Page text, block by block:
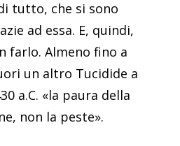
tutto, che si sono
ad essa. E, quindi,
farlo. Almeno fino a
un altro Tucidide a
a.C. «la paura della
non la peste».